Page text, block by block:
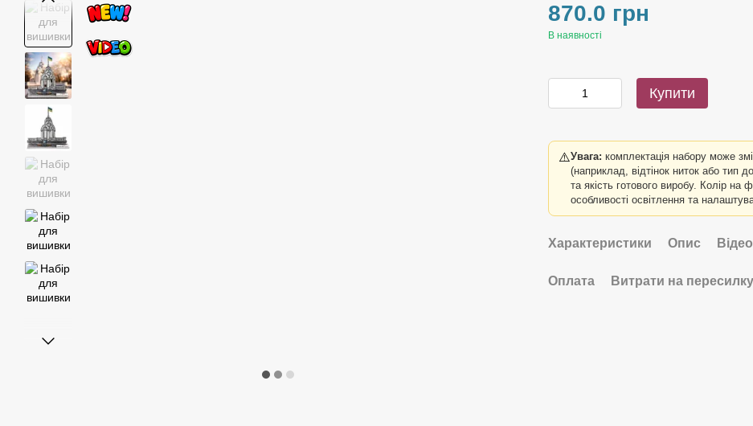
870.0 грн
В наявності
Купити
⚠️Увага: комплектація набору може
(наприклад, відтінок ниток або тип
та якість готового виробу. Колір
особливості освітлення та
Характеристики Опис Відео
Оплата Витрати на пересилку